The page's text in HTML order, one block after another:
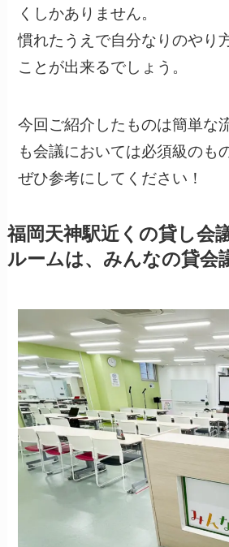
くしかありません。
慣れたうえで自分なりのやり
ことが出来るでしょう。
今回ご紹介したものは簡単な
も会議においては必須級のも
ぜひ参考にしてください！
福岡天神駅近くの貸し会
ルームは、みんなの貸会